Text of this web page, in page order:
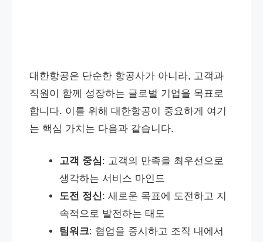
대한항공은 단순한 항공사가 아니라, 고객과
직원이 함께 성장하는 글로벌 기업을 목표로
합니다. 이를 위해 대한항공이 중요하게 여기
는 핵심 가치는 다음과 같습니다.
고객 중심: 고객의 만족을 최우선으로
생각하는 서비스 마인드
도전 정신: 새로운 목표에 도전하고 지
속적으로 발전하는 태도
팀워크: 협업을 중시하고 조직 내에서